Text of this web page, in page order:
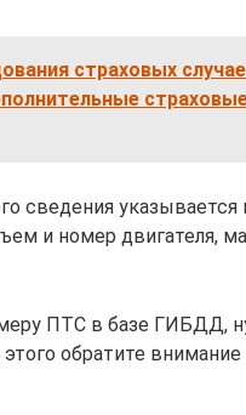
страховых
сведения
и номер двигателя,
ПТС в базе ГИБДД,
обратите